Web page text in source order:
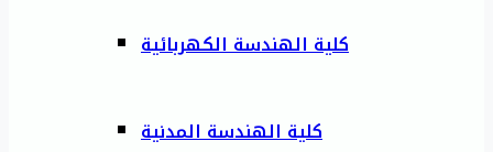
كلية الهندسة الكهربائية
كلية الهندسة المدنية